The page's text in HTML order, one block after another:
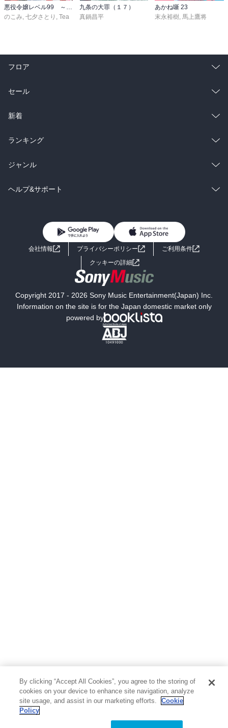
悪役令嬢レベル99 ～私は裏ボスですが魔王ではありません～ その６
のこみ, 七夕さとり , Tea
九条の大罪（１７）
真鍋昌平
あかね噺 23
末永裕樹, 馬上鷹将
フロア
総合
ラノベ
雑誌・グラビア
BL・TL
セール
総合
ラノベ
雑誌・グラビア
BL・TL
新着
総合
ラノベ
雑誌・グラビア
ランキング
総合
ラノベ
ジャンル
コミック
ライトノベル 男子向けラノベ
小説
海外小説
ミステリー SF
文学
ヘルプ&サポート
よくあるご質問 お問い合わせ
会社情報 プライバシーポリシー
ご利用条件
クッキーの詳細
Copyright 2017 - 2026 Sony Music Entertainment(Japan) Inc.
Information on the site is for the Japan domestic market only
powered by
By clicking “Accept All Cookies”, you agree to the storing of
cookies on your device to enhance site navigation, analyze
site usage, and assist in our marketing efforts.
Cookie
Policy